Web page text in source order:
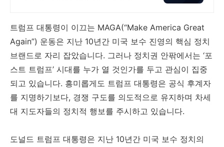
트럼프 대통령이 이끄는 MAGA(“Make America Great
Again”) 운동은 지난 10년간 미국 보수 진영의 핵심 정치
브랜드로 자리 잡았습니다. 그러나 정치권 안팎에서는 ‘포
스트 트럼프’ 시대를 누가 열 것인가를 두고 관심이 집중
되고 있습니다. 흥미롭게도 트럼프 대통령은 공식 후계자
를 지명하기보다, 경쟁 구도를 의도적으로 유지하며 차세
대 지도자들의 정치적 행보를 주시하고 있습니다.
도널드 트럼프 대통령은 지난 10년간 미국 보수 정치의